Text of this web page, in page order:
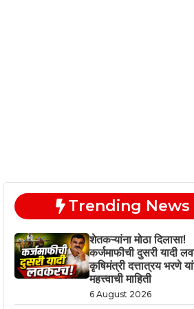
Trending News
शेतकऱ्यांना मोठा दिलासा!
कर्जमाफीची दुसरी यादी
कृषिमंत्री दत्तात्रय भरणे
महत्त्वाची माहिती
6 August 2026